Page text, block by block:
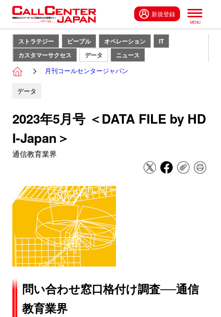
新規登録
ストラテジー ピープル オペレーション
IT
カスタマーサクセス
データ ニュース
月刊コールセンタージャパン
データ
2023年5月号 ＜DATA FILE by HD
I-Japan＞
通信教育業界
問い合わせ窓口格付け調査──通信
教育業界